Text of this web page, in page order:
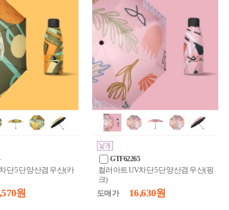
단 5단 양산겸 우산(카
원
GTF62265
컬러아트 UV차단 5단 양산겸 우산(핑
크)
도매가
16,630 원